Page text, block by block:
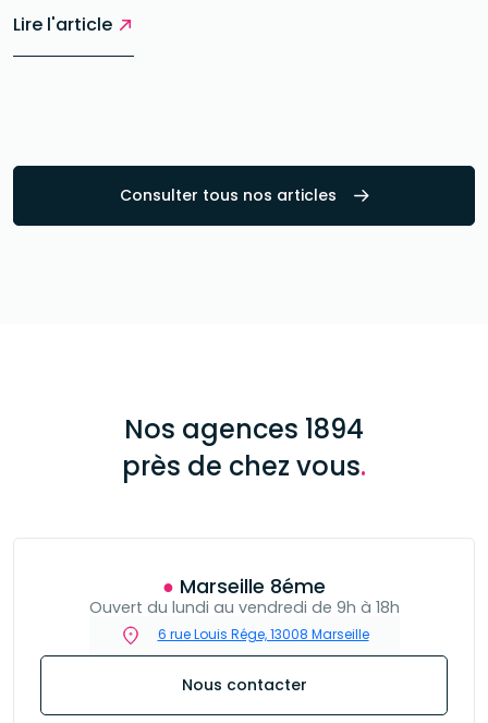
Lire l'article
Consulter tous nos articles
Nos agences 1894
près de chez vous.
● Marseille 8éme
Ouvert du lundi au vendredi de 9h à 18h
6 rue Louis Rége, 13008 Marseille
Nous contacter